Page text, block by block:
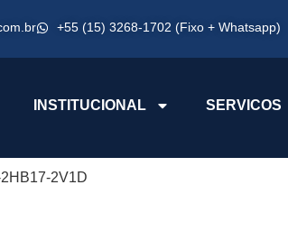
+55 (15) 3268-1702 (Fixo + Whatsapp)
INSTITUCIONAL SERVICOS
2V1D